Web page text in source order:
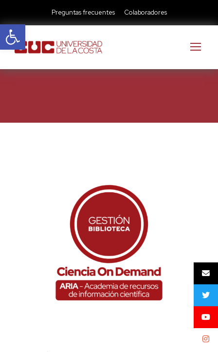
Abrir barra de herramientas
Preguntas frecuentes Colaboradores